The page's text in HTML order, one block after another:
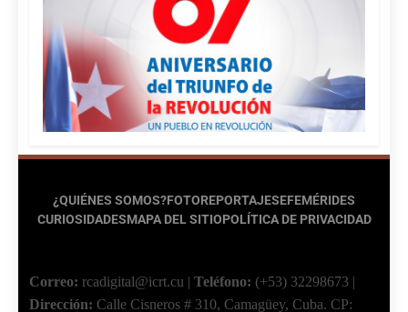
¿QUIÉNES SOMOS?FOTOREPORTAJESEFEMÉRIDES
CURIOSIDADESMAPA DEL SITIOPOLÍTICA DE PRIVACIDAD
Correo: rcadigital@icrt.cu | Teléfono: (+53) 32298673 |
Dirección: Calle Cisneros # 310, Camagüey, Cuba. CP: